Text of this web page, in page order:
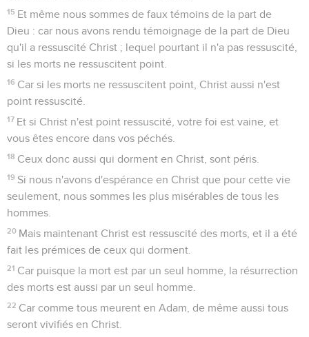
15 Et même nous sommes de faux témoins de la part de
Dieu : car nous avons rendu témoignage de la part de Dieu
qu'il a ressuscité Christ ; lequel pourtant il n'a pas ressuscité,
si les morts ne ressuscitent point.
16 Car si les morts ne ressuscitent point, Christ aussi n'est
point ressuscité.
17 Et si Christ n'est point ressuscité, votre foi est vaine, et
vous êtes encore dans vos péchés.
18 Ceux donc aussi qui dorment en Christ, sont péris.
19 Si nous n'avons d'espérance en Christ que pour cette vie
seulement, nous sommes les plus misérables de tous les
hommes.
20 Mais maintenant Christ est ressuscité des morts, et il a été
fait les prémices de ceux qui dorment.
21 Car puisque la mort est par un seul homme, la résurrection
des morts est aussi par un seul homme.
22 Car comme tous meurent en Adam, de même aussi tous
seront vivifiés en Christ.